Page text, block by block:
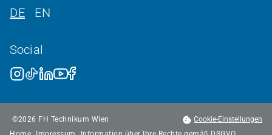
DE
EN
Social
©2026 FH Technikum Wien
Cookie-Einstellungen